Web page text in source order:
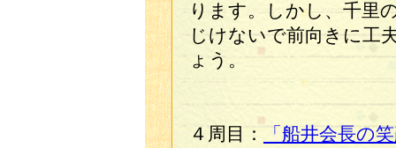
ります。しかし、千里
じけないで前向きに工
ょう。
４周目：
「船井会長の